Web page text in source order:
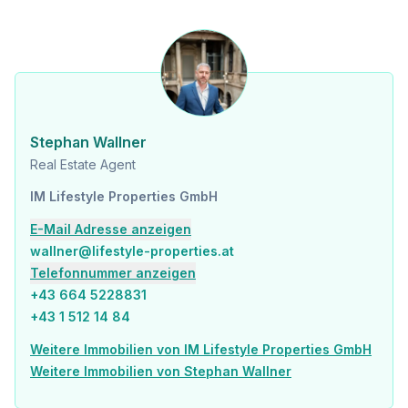
national - Tel: 0664 5228831 [tel:06645228831]
international - Tel: +43 664 5228831 [tel:+436645228831]
e-mail: wallner@lifestyle-properties.at
Der Vermittler ist als Doppelmakler tätig.
Gesundheit
Arzt <500m
Apotheke <1.000m
Krankenhaus <1.000m
Schule <500m
Kindergarten <1.000m
Stephan Wallner
Real Estate Agent
IM Lifestyle Properties GmbH
E-Mail Adresse anzeigen
wallner@lifestyle-properties.at
Telefonnummer anzeigen
+43 664 5228831
+43 1 512 14 84
Weitere Immobilien von IM Lifestyle Properties GmbH
Weitere Immobilien von Stephan Wallner